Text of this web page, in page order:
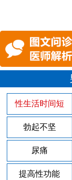
性生活时间短
勃起不坚
尿痛
提高性功能